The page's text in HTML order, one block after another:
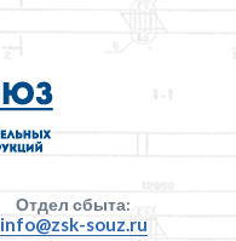
Отдел сбыта:
info@zsk-souz.ru